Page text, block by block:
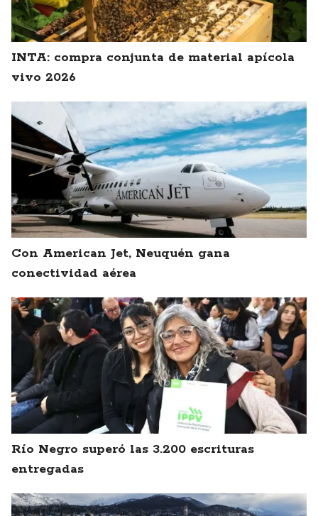
INTA: compra conjunta de material apícola
vivo 2026
Con American Jet, Neuquén gana
conectividad aérea
Río Negro superó las 3.200 escrituras
entregadas